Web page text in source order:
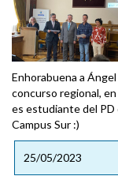
Enhorabuena a
concurso regional,
es estudiante del PD
Campus Sur :)
25/05/2023